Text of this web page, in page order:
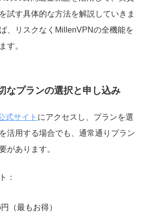
試す具体的な方法を解説していきま
、リスクなくMillenVPNの全機能を
す。
なプランの選択と申し込み
式サイト にアクセスし、プランを選
活用する場合でも、通常通りプラン
があります。
：
（最もお得）